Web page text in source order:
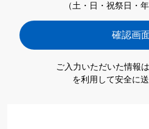
（土・日・祝祭日・
ご入力いただいた情報
を利用して安全に送